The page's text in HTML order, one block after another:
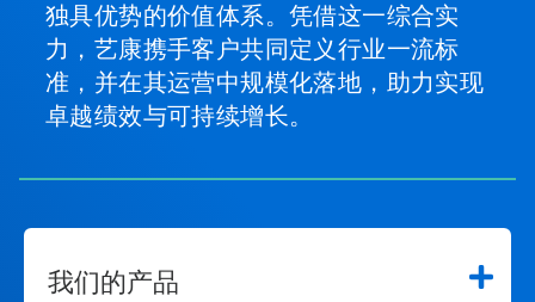
独具优势的价值体系。凭借这一综合实
力，艺康携手客户共同定义行业一流标
准，并在其运营中规模化落地，助力实现
卓越绩效与可持续增长。
我们的产品